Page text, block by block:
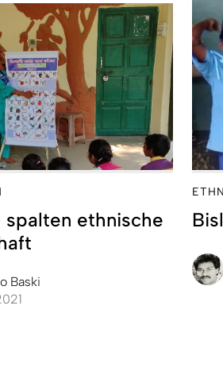
ethnische
Baski